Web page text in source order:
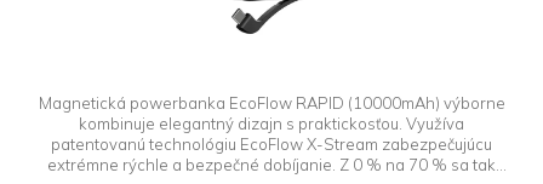
Magnetická powerbanka EcoFlow RAPID (10000mAh) výborne
kombinuje elegantný dizajn s praktickosťou. Využíva
patentovanú technológiu EcoFlow X-Stream zabezpečujúcu
extrémne rýchle a bezpečné dobíjanie. Z 0 % na 70 % sa tak